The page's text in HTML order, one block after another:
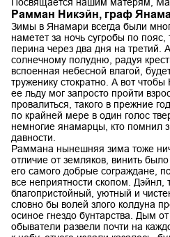
Посвящается нашим матерям,
Рамман Никэйн, граф
Зимы в Янамари всегда были
наметет за ночь сугробы по пояс,
перина через два дня на третий.
солнечному полудню, радуя
вспоенная небесной влагой,
труженику стократно. А вот
ее льду мог запросто пройти
провалиться, такого в прежние
по крайней мере в один голос
немногие янамарцы, кто помнил
давности.
Раммана нынешняя зима тоже
отличие от земляков, винить
его самого добрые сограждане,
все неприятности скопом. Дэйнл,
благопристойный, уютный и
словно бы волей злого колдуна
осиное гнездо бунтарства. Дым
обыватели развели почти на